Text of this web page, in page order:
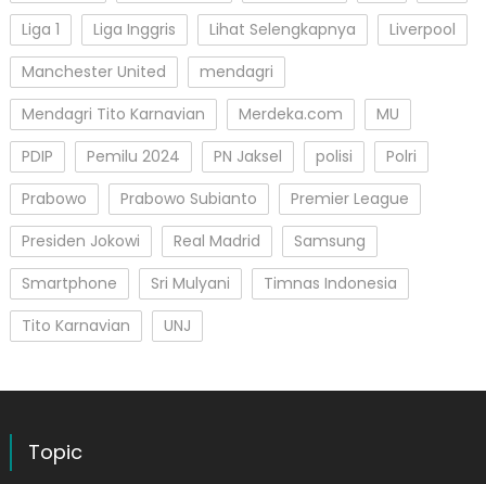
Liga 1
Liga Inggris Lihat Selengkapnya
Liverpool
Manchester United
mendagri
Mendagri Tito Karnavian
Merdeka.com
MU
PDIP
Pemilu 2024 PN Jaksel polisi
Polri
Prabowo
Prabowo Subianto
Premier League
Presiden Jokowi
Real Madrid
Samsung
Smartphone
Sri Mulyani
Timnas Indonesia
Tito Karnavian
UNJ
Topic